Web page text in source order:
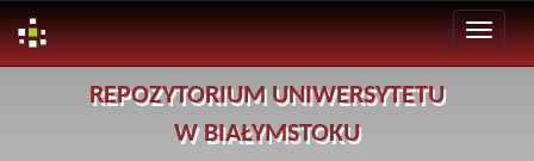
REPOZYTORIUM UNIWERSYTETU
W BIAŁYMSTOKU